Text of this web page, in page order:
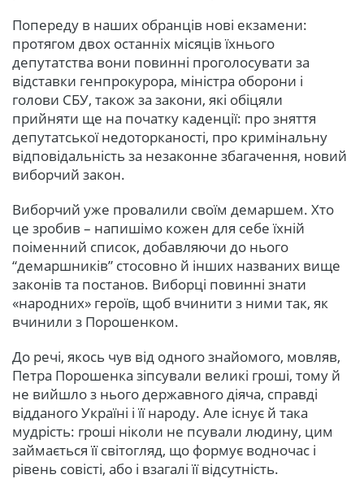
Попереду в наших обранців нові екзамени:
протягом двох останніх місяців їхнього
депутатства вони повинні проголосувати за
відставки генпрокурора, міністра оборони і
голови СБУ, також за закони, які обіцяли
прийняти ще на початку каденції: про зняття
депутатської недоторканості, про кримінальну
відповідальність за незаконне збагачення, новий
виборчий закон.
Виборчий уже провалили своїм демаршем. Хто
це зробив – напишімо кожен для себе їхній
поіменний список, добавляючи до нього
“демаршників” стосовно й інших названих вище
законів та постанов. Виборці повинні знати
«народних» героїв, щоб вчинити з ними так, як
вчинили з Порошенком.
До речі, якось чув від одного знайомого, мовляв,
Петра Порошенка зіпсували великі гроші, тому й
не вийшло з нього державного діяча, справді
відданого Україні і її народу. Але існує й така
мудрість: гроші ніколи не псували людину, цим
займається її світогляд, що формує водночас і
рівень совісті, або і взагалі її відсутність.